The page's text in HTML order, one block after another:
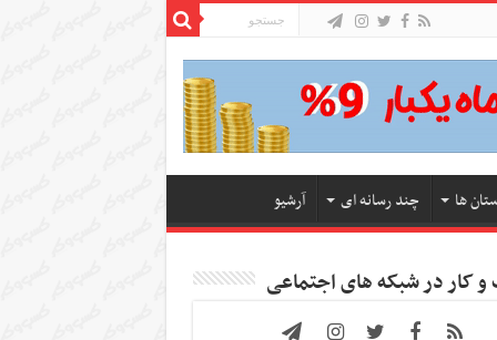
ها چند رسانه ای آرشیو
کار در شبکه های اجتماعی